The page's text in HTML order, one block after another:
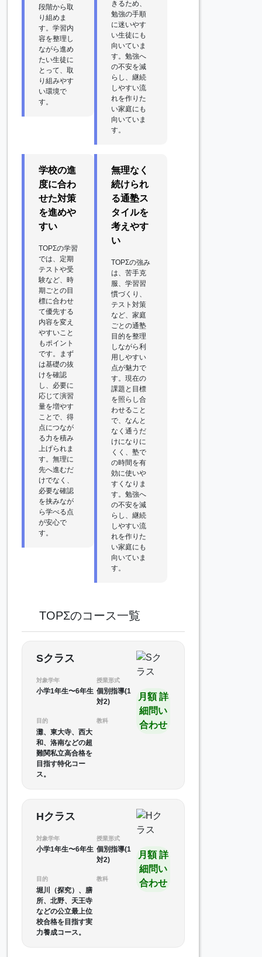
段階から取
り組めま
す。学習内
容を整理し
ながら進め
たい生徒に
とって、取
り組みやす
い環境で
す。
きるため、
勉強の手順
に迷いやす
い生徒にも
向いていま
す。勉強へ
の不安を減
らし、継続
しやすい流
れを作りた
い家庭にも
向いていま
す。
学校の進
度に合わ
せた対策
を進めや
すい
TOPΣの学習
では、定期
テストや受
験など、時
期ごとの目
標に合わせ
て優先する
内容を変え
やすいこと
もポイント
です。まず
は基礎の抜
けを確認
し、必要に
応じて演習
量を増やす
ことで、得
点につなが
る力を積み
上げられま
す。無理に
先へ進むだ
けでなく、
必要な確認
を挟みなが
ら学べる点
が安心で
す。
無理なく
続けられ
る通塾ス
タイルを
考えやす
い
TOPΣの強み
は、苦手克
服、学習習
慣づくり、
テスト対策
など、家庭
ごとの通塾
目的を整理
しながら利
用しやすい
点が魅力で
す。現在の
課題と目標
を照らし合
わせること
で、なんと
なく通うだ
けになりに
くく、塾で
の時間を有
効に使いや
すくなりま
す。勉強へ
の不安を減
らし、継続
しやすい流
れを作りた
い家庭にも
向いていま
す。
TOPΣのコース一覧
Sクラス
対象学年
小学1年生〜6年生
授業形式
個別指導(1
対2)
目的
灘、東大寺、西大
和、洛南などの超
難関私立高合格を
目指す特化コー
ス。
教科
月額 詳
細問い
合わせ
Hクラス
対象学年
小学1年生〜6年生
授業形式
個別指導(1
対2)
目的
堀川（探究）、膳
所、北野、天王寺
などの公立最上位
校合格を目指す実
力養成コース。
教科
月額 詳
細問い
合わせ